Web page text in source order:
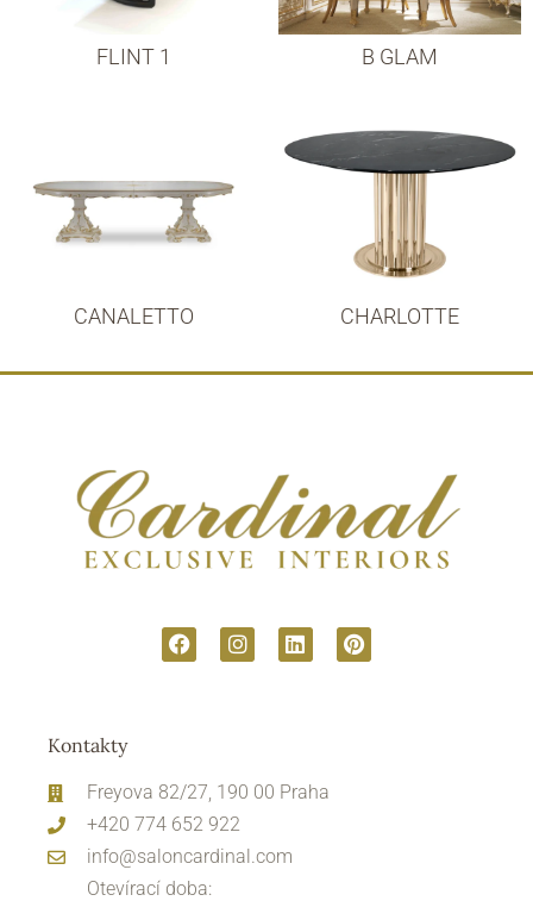
FLINT 1 B GLAM
CANALETTO CHARLOTTE
Kontakty
Freyova 82/27, 190 00 Praha
+420 774 652 922
info@saloncardinal.com
Otevírací doba: